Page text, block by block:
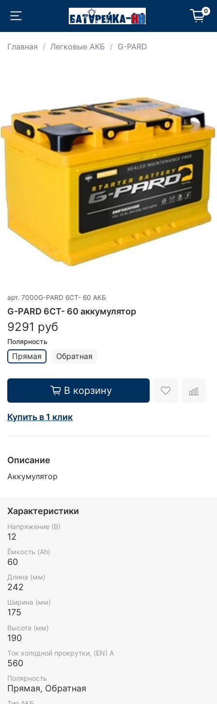
0
Главная Легковые АКБ G-PARD
арт. 7000G-PARD 6CT- 60 АКБ
G-PARD 6CT- 60 аккумулятор
9291 руб
Полярность
Прямая Обратная
В корзину
Купить в 1 клик
Описание
Аккумулятор
Характеристики
Напряжение (В)
12
Ёмкость (Ah)
60
Длина (мм)
242
Ширина (мм)
175
Высота (мм)
190
Ток холодной прокрутки, (EN) А
560
Полярность
Прямая, Обратная